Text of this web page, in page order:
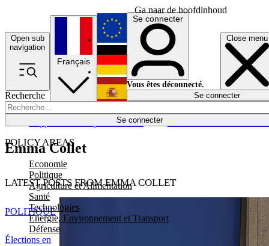
Ga naar de hoofdinhoud
Open sub
navigation
Close menu
Recherche
Se connecter
POLICY AREAS
Economie
Politique
Agriculture et Alimentation
Santé
Technologies
Energie, Environnement et Transport
Défense
Économie
Français
English
Deutsch
Español
Se connecter
Vous êtes déconnecté.
Se connecter
Emma Collet
LATEST POSTS FROM EMMA COLLET
Élections en
POLITIQUE